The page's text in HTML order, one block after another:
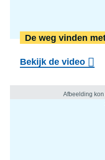
De weg vinden
Bekijk de video